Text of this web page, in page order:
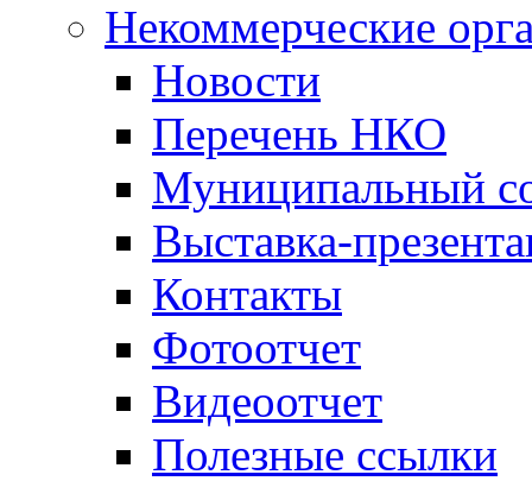
Некоммерческие
Новости
Перечень НКО
Муниципальный
Выставка-
Контакты
Фотоотчет
Видеоотчет
Полезные ссылки